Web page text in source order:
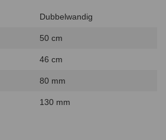
Dubbelwandig
50 cm
46 cm
80 mm
130 mm